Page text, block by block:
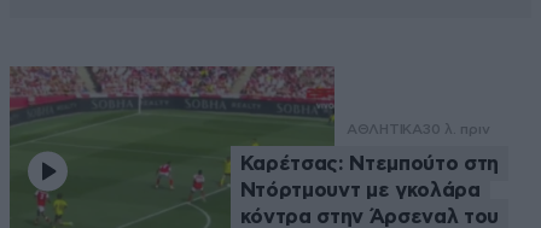
ΑΘΛΗΤΙΚΑ30 λ. πριν
Καρέτσας: Ντεμπούτο στη
Ντόρτμουντ με γκολάρα
κόντρα στην Άρσεναλ του